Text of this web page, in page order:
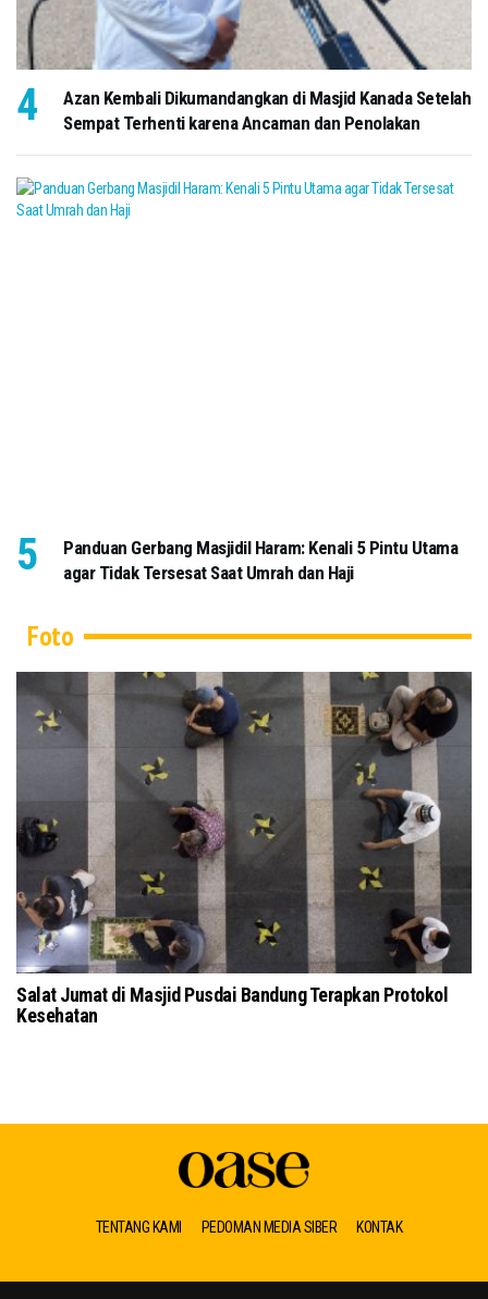
Azan Kembali Dikumandangkan di Masjid Kanada Setelah
Sempat Terhenti karena Ancaman dan Penolakan
Panduan Gerbang Masjidil Haram: Kenali 5 Pintu Utama
agar Tidak Tersesat Saat Umrah dan Haji
Foto
Salat Jumat di Masjid Pusdai Bandung Terapkan Protokol
Kesehatan
TENTANG KAMI PEDOMAN MEDIA SIBER KONTAK